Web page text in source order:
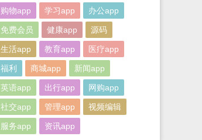
购物app 学习app 办公app
免费会员 健康app 源码
生活app 教育app 医疗app
福利 商城app 新闻app
英语app 出行app 网购app
社交app 管理app 视频编辑
服务app 资讯app